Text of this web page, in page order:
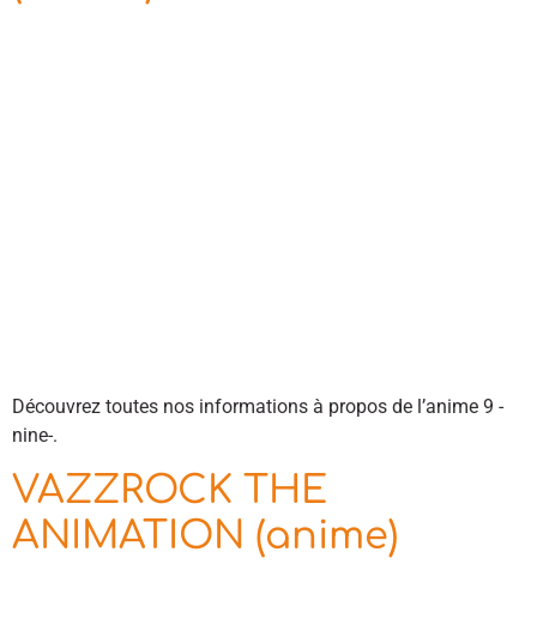
Découvrez toutes nos informations à propos de l’anime 9 -
nine-.
VAZZROCK THE
ANIMATION (anime)